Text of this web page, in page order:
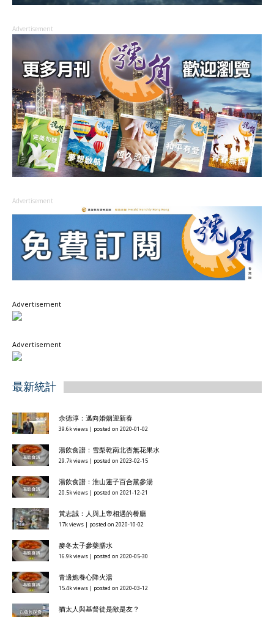
Advertisement
Advertisement
Advertisement
Advertisement
最新統計
余德淳：邁向婚姻迎新春
39.6k views | posted on 2020-01-02
湯飲食譜：雪梨乾南北杏無花果水
29.7k views | posted on 2023-02-15
湯飲食譜：淮山蓮子百合黨參湯
20.5k views | posted on 2021-12-21
黃志誠：人與上帝相遇的餐廳
17k views | posted on 2020-10-02
麥冬太子參藥膳水
16.9k views | posted on 2020-05-30
青邊鮑養心降火湯
15.4k views | posted on 2020-03-12
猶太人與基督徒是敵是友？